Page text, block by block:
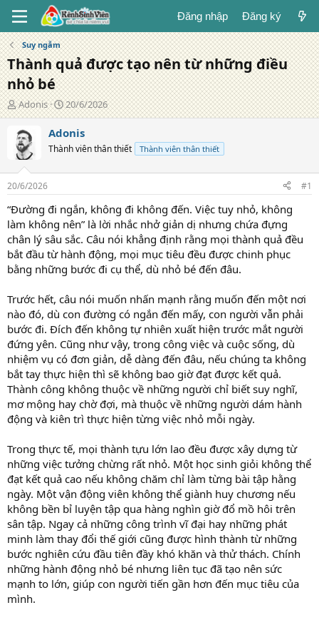
Đăng nhập Đăng ký
Suy ngẫm
Thành quả được tạo nên từ những điều
nhỏ bé
T
á
c
g
i
ả
Adonis
N
g
à
y
đ
g
20/6/2026
Adonis
Thành viên thân thiết Thành viên thân thiết
20/6/2026 #1
“Đường đi ngắn, không đi không đến. Việc tuy nhỏ, không
làm không nên” là lời nhắc nhở giản dị nhưng chứa đựng
chân lý sâu sắc. Câu nói khẳng định rằng mọi thành quả đều
bắt đầu từ hành động, mọi mục tiêu đều được chinh phục
bằng những bước đi cụ thể, dù nhỏ bé đến đâu.
Trước hết, câu nói muốn nhấn mạnh rằng muốn đến một nơi
nào đó, dù con đường có ngắn đến mấy, con người vẫn phải
bước đi. Đích đến không tự nhiên xuất hiện trước mắt người
đứng yên. Cũng như vậy, trong công việc và cuộc sống, dù
nhiệm vụ có đơn giản, dễ dàng đến đâu, nếu chúng ta không
bắt tay thực hiện thì sẽ không bao giờ đạt được kết quả.
Thành công không thuộc về những người chỉ biết suy nghĩ,
mơ mộng hay chờ đợi, mà thuộc về những người dám hành
động và kiên trì thực hiện từng việc nhỏ mỗi ngày.
Trong thực tế, mọi thành tựu lớn lao đều được xây dựng từ
những việc tưởng chừng rất nhỏ. Một học sinh giỏi không thể
đạt kết quả cao nếu không chăm chỉ làm từng bài tập hằng
ngày. Một vận động viên không thể giành huy chương nếu
không bền bỉ luyện tập qua hàng nghìn giờ đổ mồ hôi trên
sân tập. Ngay cả những công trình vĩ đại hay những phát
minh làm thay đổi thế giới cũng được hình thành từ những
bước nghiên cứu đầu tiên đầy khó khăn và thử thách. Chính
những hành động nhỏ bé nhưng liên tục đã tạo nên sức
mạnh to lớn, giúp con người tiến gần hơn đến mục tiêu của
mình.